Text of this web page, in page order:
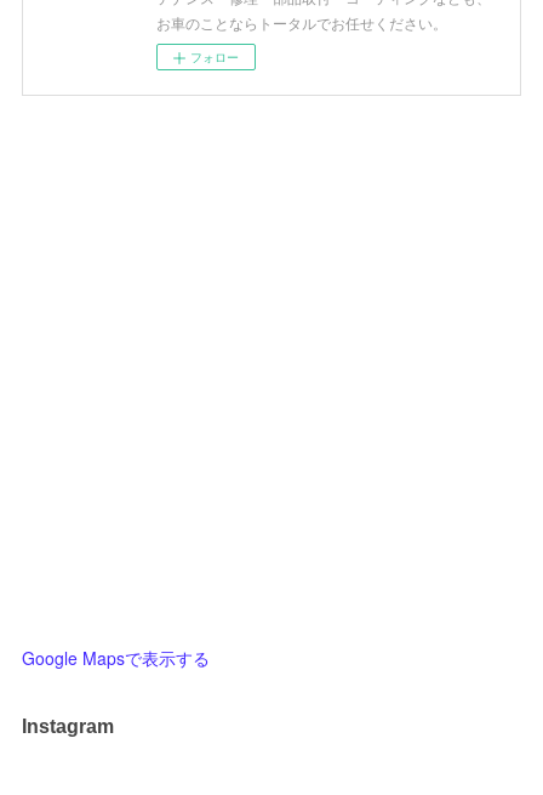
お車のことならトータルでお任せください。
フォロー
Google Mapsで表示する
Instagram